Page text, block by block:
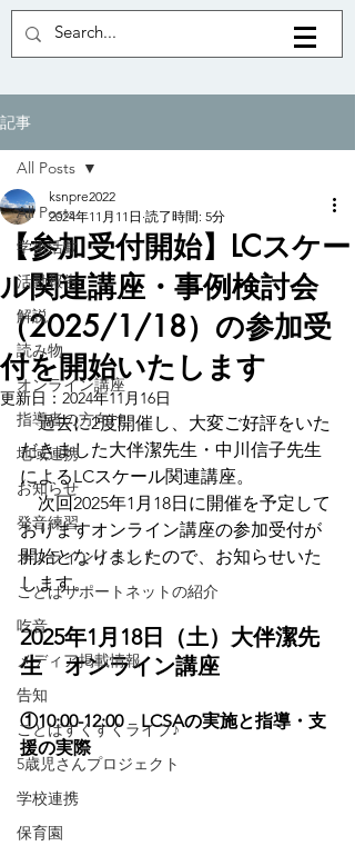
記事
All Posts
学術活動
活動報告
解説
読み物
オンライン講座
指導者の方向け
地域連携
お知らせ
発音練習
オンラインイベント
ことばサポートネットの紹介
吃音
メディア掲載情報
告知
ことばすくすくライブ♪
5歳児さんプロジェクト
学校連携
保育園
All Posts
【参加受付開始】LCスケー
ル関連講座・事例検討会
（2025/1/18）の参加受
付を開始いたします
ksnpre2022
2024年11月11日 読了時間: 5分
更新日： 2024年11月16日
過去に2度開催し、大変ご好評をいた
だきました大伴潔先生・中川信子先生
によるLCスケール関連講座。
次回2025年1月18日に開催を予定して
おりますオンライン講座の参加受付が
開始となりましたので、お知らせいた
します。
2025年1月18日（土）大伴潔先
生　オンライン講座
①10:00-12:00　LCSAの実施と指導・支
援の実際